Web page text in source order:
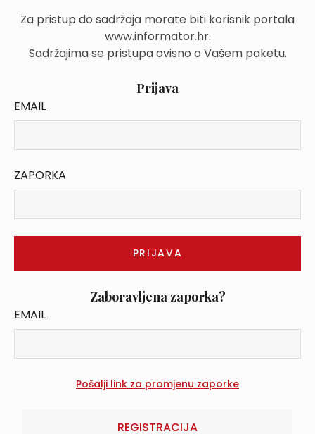
Za pristup do sadržaja morate biti korisnik portala
www.informator.hr.
Sadržajima se pristupa ovisno o Vašem paketu.
Prijava
EMAIL
ZAPORKA
Zaboravljena zaporka?
EMAIL
REGISTRACIJA